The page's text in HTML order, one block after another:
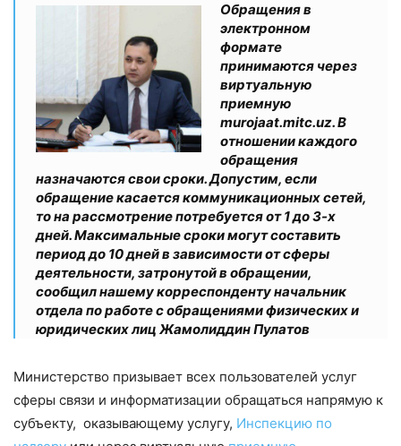
Обращения в
электронном
формате
принимаются через
виртуальную
приемную
murojaat.mitc.uz. В
отношении каждого
обращения
назначаются свои сроки. Допустим, если
обращение касается коммуникационных сетей,
то на рассмотрение потребуется от 1 до 3-х
дней. Максимальные сроки могут составить
период до 10 дней в зависимости от сферы
деятельности, затронутой в обращении,
сообщил нашему корреспонденту начальник
отдела по работе с обращениями физических и
юридических лиц Жамолиддин Пулатов
Министерство призывает всех пользователей услуг
сферы связи и информатизации обращаться напрямую к
субъекту, оказывающему услугу, Инспекцию по